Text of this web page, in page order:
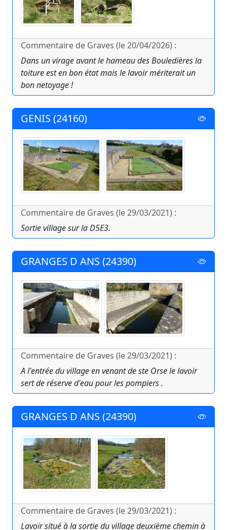
Commentaire de Graves (le 20/04/2026) :
Dans un virage avant le hameau des Bouledières la
toiture est en bon état mais le lavoir mériterait un
bon netoyage !
GENIS (24160)
Commentaire de Graves (le 29/03/2021) :
Sortie village sur la D5E3.
GRANGES D ANS (24390)
Commentaire de Graves (le 29/03/2021) :
A l'entrée du village en venant de ste Orse le lavoir
sert de réserve d'eau pour les pompiers .
GRANGES D ANS (24390)
Commentaire de Graves (le 29/03/2021) :
Lavoir situé à la sortie du village deuxième chemin à